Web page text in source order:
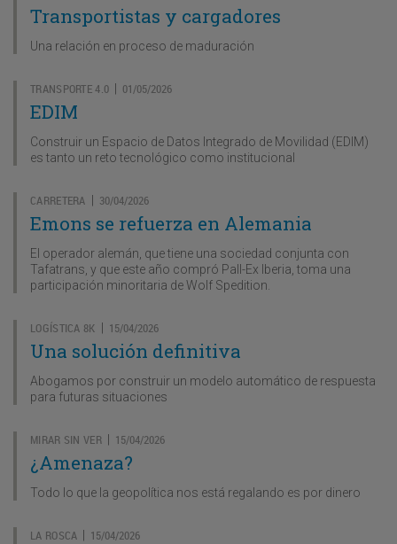
Transportistas y cargadores
Una relación en proceso de maduración
TRANSPORTE 4.0 | 01/05/2026
EDIM
Construir un Espacio de Datos Integrado de Movilidad (EDIM)
es tanto un reto tecnológico como institucional
CARRETERA | 30/04/2026
Emons se refuerza en Alemania
El operador alemán, que tiene una sociedad conjunta con
Tafatrans, y que este año compró Pall-Ex Iberia, toma una
participación minoritaria de Wolf Spedition.
LOGÍSTICA 8K | 15/04/2026
Una solución definitiva
Abogamos por construir un modelo automático de respuesta
para futuras situaciones
MIRAR SIN VER| 15/04/2026
¿Amenaza?
Todo lo que la geopolítica nos está regalando es por dinero
LA ROSCA | 15/04/2026